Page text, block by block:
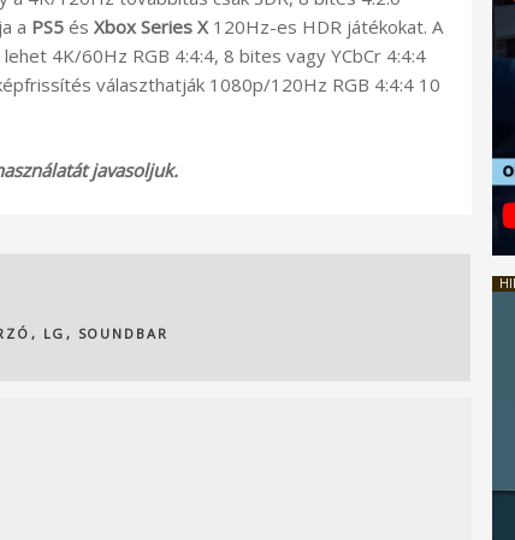
a PS5 és Xbox Series X120Hz-es HDR játékokat. A
4K/60Hz RGB 4:4:4, 8 bites vagy YCbCr 4:4:4
választhatják 1080p/120Hz RGB 4:4:4 10
javasoljuk.
, LG , SOUNDBAR